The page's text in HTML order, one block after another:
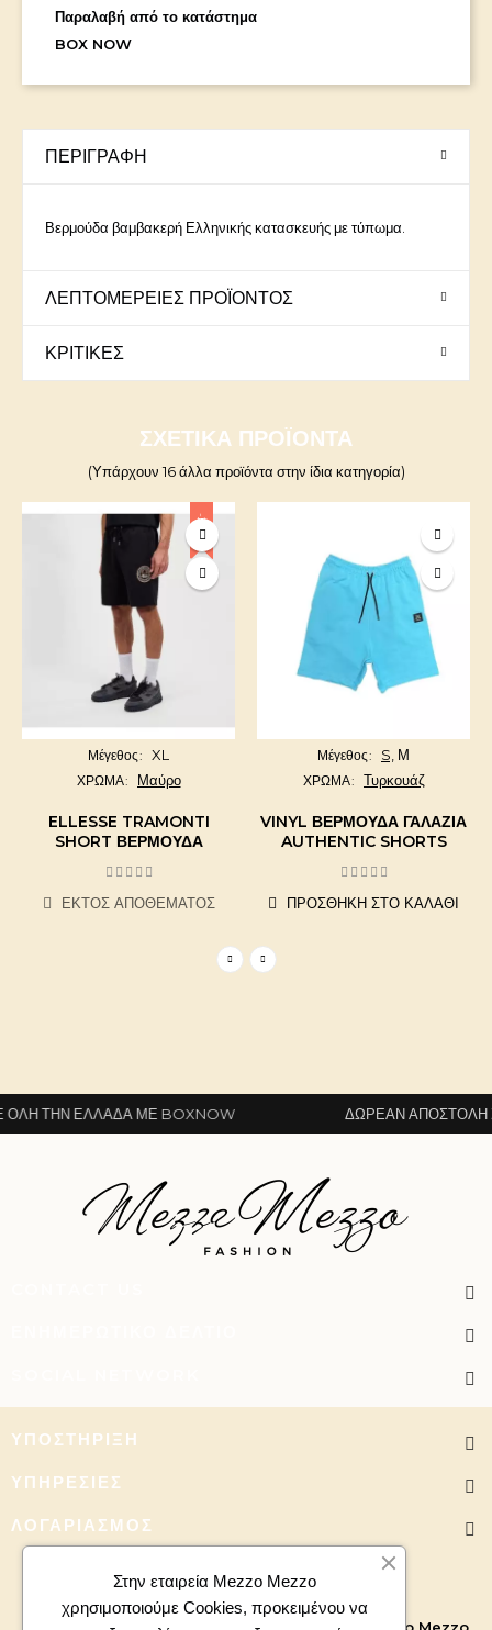
Παραλαβή από το κατάστημα
BOX NOW
ΠΕΡΙΓΡΑΦΉ
Βερμούδα βαμβακερή Ελληνικής κατασκευής με τύπωμα.
ΛΕΠΤΟΜΈΡΕΙΕΣ ΠΡΟΪΌΝΤΟΣ
ΚΡΙΤΙΚΈΣ
ΣΧΕΤΙΚΆ ΠΡΟΪΌΝΤΑ
(Υπάρχουν 16 άλλα προϊόντα στην ίδια κατηγορία)
-25%
Μέγεθος XL
ΧΡΩΜΑ Μαύρο
ELLESSE TRAMONTI
SHORT ΒΕΡΜΟΎΔΑ
ΕΚΤΌΣ ΑΠΟΘΈΜΑΤΟΣ
Μέγεθος S, Μ
ΧΡΩΜΑ Τυρκουάζ
VINYL ΒΕΡΜΟΎΔΑ ΓΑΛΆΖΙΑ
AUTHENTIC SHORTS
ΠΡΟΣΘΉΚΗ ΣΤΟ ΚΑΛΆΘΙ
ΤΗΝ ΕΛΛΆΔΑ ΜΕ BOXNOW ΔΩΡΕΆΝ ΑΠΟΣΤΟΛΉ ΣΕ
ΥΠΟΣΤΉΡΙΞΗ
ΥΠΗΡΕΣΊΕΣ
ΛΟΓΑΡΙΑΣΜΌΣ
Στην εταιρεία Mezzo Mezzo
χρησιμοποιούμε Cookies, προκειμένου να